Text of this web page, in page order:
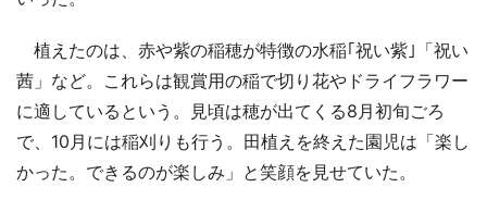
植えたのは、赤や紫の稲穂が特徴の水稲｢祝い紫｣「祝い
茜」など。これらは観賞用の稲で切り花やドライフラワー
に適しているという。見頃は穂が出てくる8月初旬ごろ
で、10月には稲刈りも行う。田植えを終えた園児は「楽し
かった。できるのが楽しみ」と笑顔を見せていた。